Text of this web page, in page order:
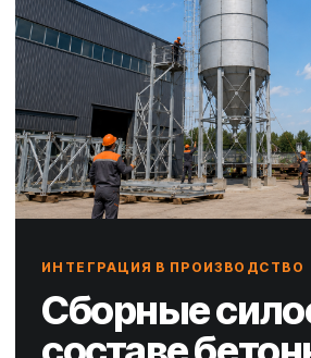
ИНТЕГРАЦИЯ В ПРОИЗВОДСТВО
Сборные